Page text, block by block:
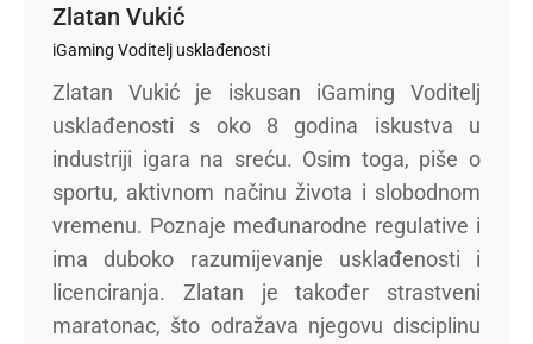
Zlatan Vukić
iGaming Voditelj usklađenosti
Zlatan Vukić je iskusan iGaming Voditelj
usklađenosti s oko 8 godina iskustva u
industriji igara na sreću. Osim toga, piše o
sportu, aktivnom načinu života i slobodnom
vremenu. Poznaje međunarodne regulative i
ima duboko razumijevanje usklađenosti i
licenciranja. Zlatan je također strastveni
maratonac, što odražava njegovu disciplinu